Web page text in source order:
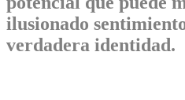
ilusionado
verdadera identidad.